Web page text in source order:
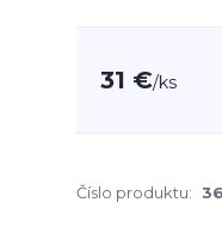
31 €/ks
Číslo produktu: